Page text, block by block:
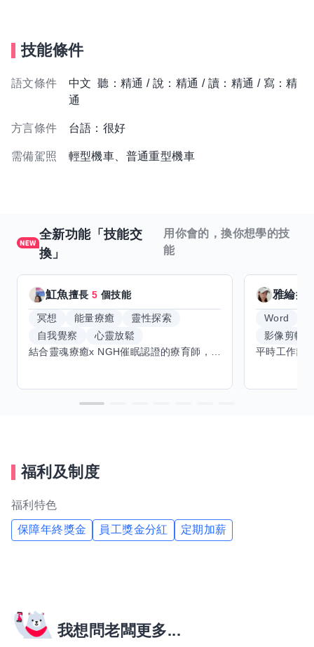
技能條件
語文條件
中文 聽：精通 / 說：精通 / 讀：精通 / 寫：精
通
方言條件 台語：很好
需備駕照 輕型機車、普通重型機車
全新功能「技能交
換」
用你會的，換你想學的技
能
魟魚擅長5 個技能
冥想 能量療癒
靈性探索
自我覺察
心靈放鬆
雅綸擅
Word
影像剪輯
福利及制度
福利特色
保障年終獎金 員工獎金分紅 定期加薪
我想問老闆更多...